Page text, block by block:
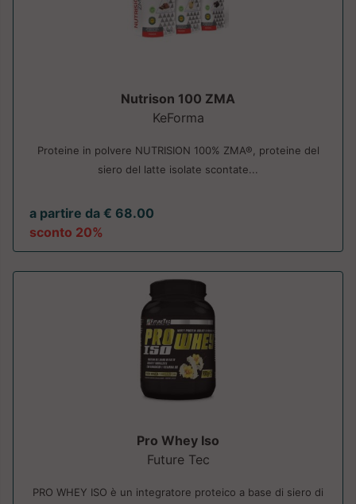
Nutrison 100 ZMA
KeForma
Proteine in polvere NUTRISION 100% ZMA®, proteine del
siero del latte isolate scontate...
a partire da € 68.00
sconto 20%
Pro Whey Iso
Future Tec
PRO WHEY ISO è un integratore proteico a base di siero di